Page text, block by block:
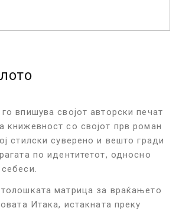
го впишува својот авторски печат
книжевност со својот прв роман
стилски суверено и вешто гради
по идентитетот, односно
матрица за враќањето
Итака, истакната преку